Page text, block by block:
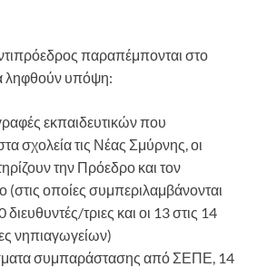
παραπέμπονται στο
ληφθούν υπόψη:
εκπαιδευτικών που
σχολεία τις Νέας Σμύρνης, οι
την Πρόεδρο και τον
(στις οποίες συμπεριλαμβάνονται
διευθυντές/τριες και οι 13 στις 14
νηπιαγωγείων)
συμπαράστασης από ΣΕΠΕ, 14